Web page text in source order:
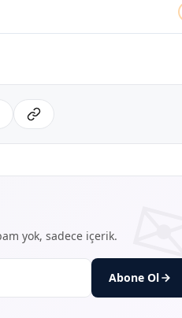
yok, sadece içerik.
Abone Ol